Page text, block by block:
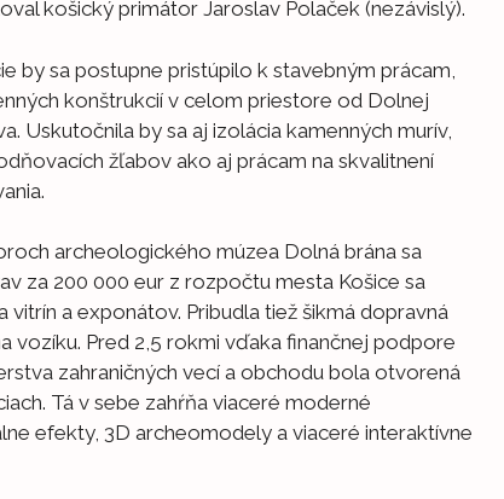
košický primátor Jaroslav Polaček (nezávislý).
by sa postupne pristúpilo k stavebným prácam,
konštrukcií v celom priestore od Dolnej
Uskutočnila by sa aj izolácia kamenných murív,
žľabov ako aj prácam na skvalitnení
archeologického múzea Dolná brána sa
za 200 000 eur z rozpočtu mesta Košice sa
a exponátov. Pribudla tiež šikmá dopravná
vozíku. Pred 2,5 rokmi vďaka finančnej podpore
zahraničných vecí a obchodu bola otvorená
Tá v sebe zahŕňa viaceré moderné
efekty, 3D archeomodely a viaceré interaktívne